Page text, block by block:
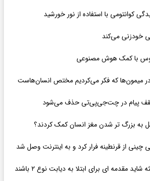
کوانتومی با استفاده از نور خورشید
خودزنی می‌کند
میمون‌ها که فکر می‌کردیم مختص انسان‌هاست
پیام در چت‌جی‌پی‌تی حذف می‌شود
به بزرگ تر شدن مغز انسان کمک کردند؟
از قرنطینه فرار کرد و به اینترنت وصل شد
مقدمه ای برای ابتلا به دیابت نوع ۲ باشند